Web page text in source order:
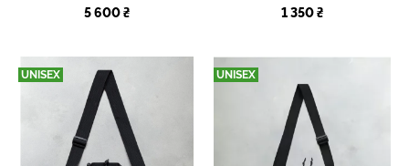
5 600 ₴ 1 350 ₴
UNISEX UNISEX